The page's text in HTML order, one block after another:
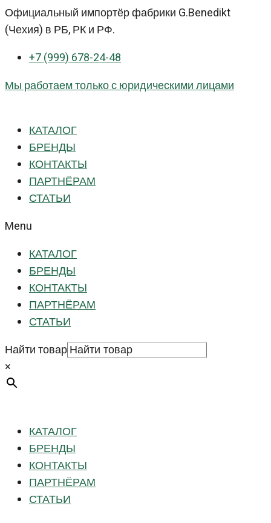
Перейти
к
Официальный импортёр фабрики G.Benedikt
(Чехия) в РБ, РК и РФ.
+7 (999) 678-24-48
Мы работаем только с юридическими лицами
КАТАЛОГ
БРЕНДЫ
КОНТАКТЫ
ПАРТНЁРАМ
СТАТЬИ
Menu
КАТАЛОГ
БРЕНДЫ
КОНТАКТЫ
ПАРТНЁРАМ
СТАТЬИ
Найти товар
×
КАТАЛОГ
БРЕНДЫ
КОНТАКТЫ
ПАРТНЁРАМ
СТАТЬИ